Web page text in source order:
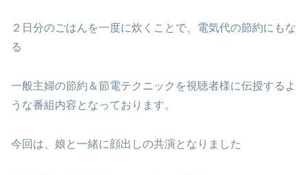
２日分のごはんを一度に炊くことで、電気代の節約にもな
る
一般主婦の節約＆節電テクニックを視聴者様に伝授するよ
うな番組内容となっております。
今回は、娘と一緒に顔出しの共演となりました